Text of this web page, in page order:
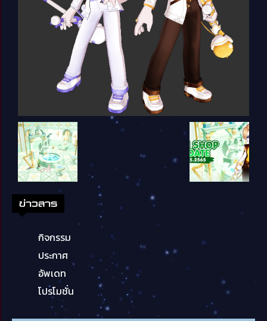
ข่าวสาร
กิจกรรม
ประกาศ
อัพเดท
โปรโมชั่น